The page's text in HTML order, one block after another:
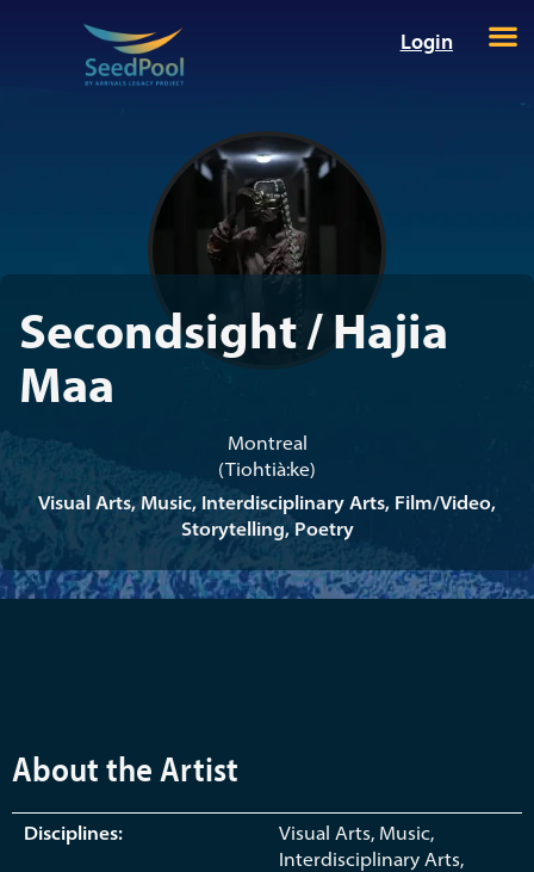
Login
Secondsight / Hajia
Maa
Montreal
(Tiohtià:ke)
Visual Arts, Music, Interdisciplinary Arts, Film/Video,
Storytelling, Poetry
About the Artist
Disciplines:
Visual Arts, Music,
Interdisciplinary Arts,